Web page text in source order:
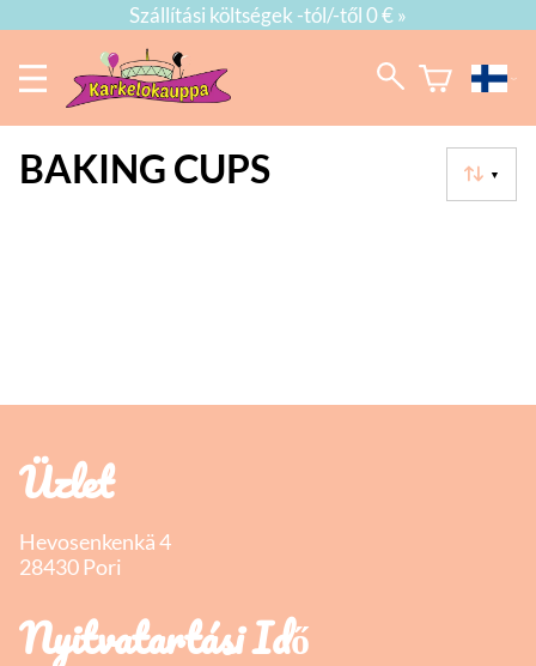
Szállítási költségek -tól/-től 0 € »
▼
BAKING CUPS
Üzlet
Hevosenkenkä 4
28430 Pori
Nyitvatartási Idő